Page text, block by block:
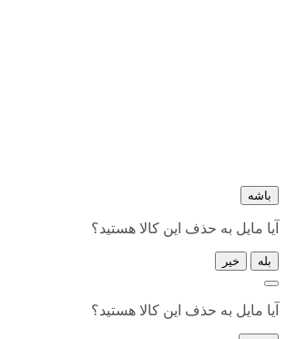
این کالا هستید؟
این کالا هستید؟